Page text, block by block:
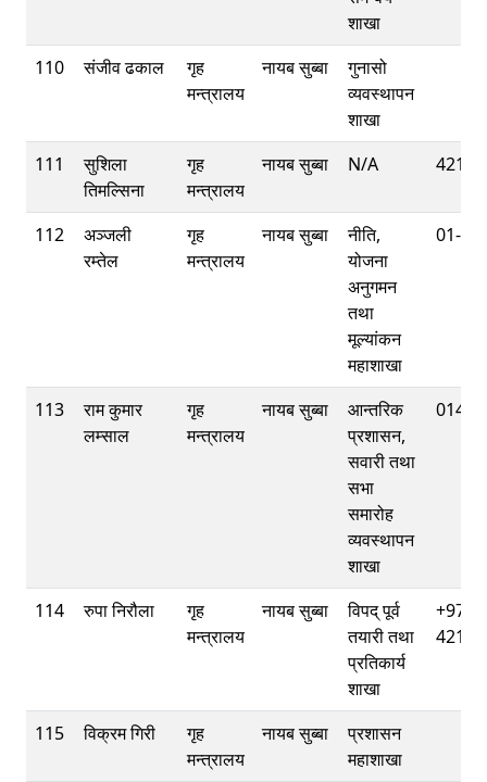
शाखा
110 संजीव ढकाल
गृह
मन्त्रालय
नायब सुब्बा
गुनासो
व्यवस्थापन
शाखा
111
सुशिला
तिमल्सिना
गृह
मन्त्रालय
नायब सुब्बा N/A
112
अञ्‍जली
रम्तेल
गृह
मन्त्रालय
नायब सुब्बा
नीति,
योजना
अनुगमन
तथा
मूल्यांकन
महाशाखा
01-
113
राम कुमार
लम्साल
गृह
मन्त्रालय
नायब सुब्बा
आन्तरिक
प्रशासन,
सवारी तथा
सभा
समारोह
व्यवस्थापन
शाखा
114 रुपा निरौला
गृह
मन्त्रालय
नायब सुब्बा
विपद् पूर्व
तयारी तथा
प्रतिकार्य
शाखा
+977-
115 विक्रम गिरी
गृह
मन्त्रालय
नायब सुब्बा
प्रशासन
महाशाखा